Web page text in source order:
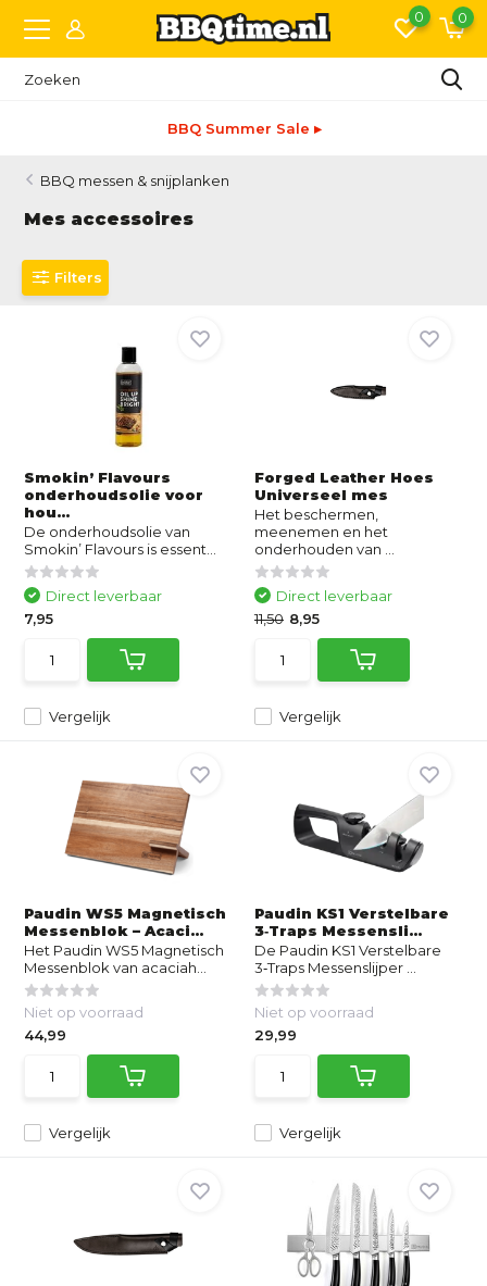
0 0
BBQ Summer Sale ▸
BBQ messen & snijplanken
Mes accessoires
Filters
Smokin’ Flavours
onderhoudsolie voor
hou...
De onderhoudsolie van
Smokin’ Flavours is essent...
Vergelijk
Direct leverbaar
7,95
Forged Leather Hoes
Universeel mes
Het beschermen,
meenemen en het
onderhouden van ...
Vergelijk
Direct leverbaar
11,50 8,95
Paudin WS5 Magnetisch
Messenblok – Acaci...
Het Paudin WS5 Magnetisch
Messenblok van acaciah...
Vergelijk
Niet op voorraad
44,99
Paudin KS1 Verstelbare
3‑Traps Messensli...
De Paudin KS1 Verstelbare
3‑Traps Messenslijper ...
Vergelijk
Niet op voorraad
29,99